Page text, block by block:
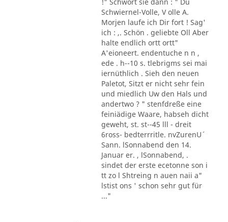
Schwiernel-Volle, V olle A.
Morjen laufe ich Dir fort ! Sag'
ich : ,. Schön . geliebte Oll Aber
halte endlich ortt ortt"
A'eioneert. endentuche n n ,
ede . h--10 s. tlebrigms sei mai
iernüthlich . Sieh den neuen
Paletot, Sitzt er nicht sehr fein
und miedlich Uw den Hals und
andertwo ? " stenfdreße eine
feiniädige Waare, habseh dicht
geweht, st. st--45 lll - dreit
6ross- bedterrritle. nvZurenU´
Sann. lSonnabend den 14.
Januar er. , lSonnabend, .
sindet der erste ecetonne son i
tt zo l Shtreing n auen naii a"
lstist ons ' schon sehr gut für
..."